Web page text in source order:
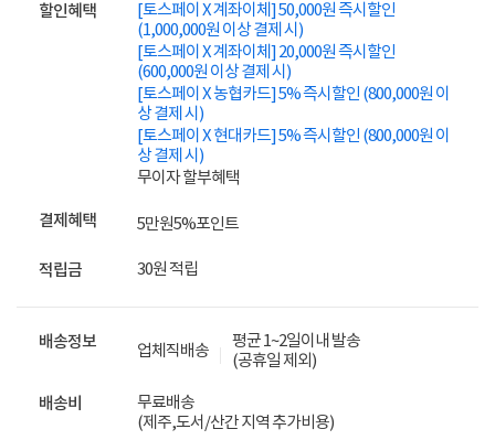
할인혜택
[토스페이 X 계좌이체] 50,000원 즉시할인
(1,000,000원 이상 결제 시)
[토스페이 X 계좌이체] 20,000원 즉시할인
(600,000원 이상 결제 시)
[토스페이 X 농협카드] 5% 즉시할인 (800,000원 이
상 결제 시)
[토스페이 X 현대카드] 5% 즉시할인 (800,000원 이
상 결제 시)
무이자 할부혜택
결제혜택 5만원5%포인트
적립금 30원 적립
배송정보 업체직배송
평균 1~2일이내 발송
(공휴일 제외)
배송비
무료배송
(제주,도서/산간 지역 추가비용)